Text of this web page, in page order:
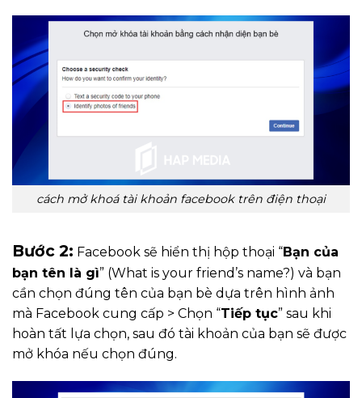
cách mở khoá tài khoản facebook trên điện thoại
Bước 2: Facebook sẽ hiển thị hộp thoại “Bạn của
bạn tên là gì” (What is your friend’s name?) và bạn
cần chọn đúng tên của bạn bè dựa trên hình ảnh
mà Facebook cung cấp > Chọn “Tiếp tục” sau khi
hoàn tất lựa chọn, sau đó tài khoản của bạn sẽ được
mở khóa nếu chọn đúng.